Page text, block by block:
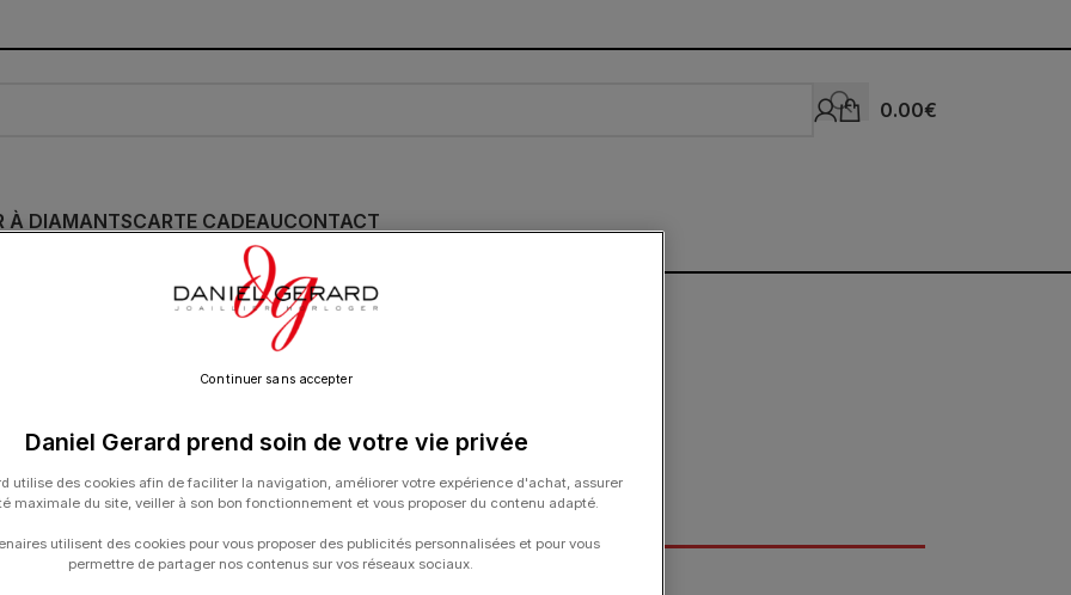
0.00€
À DIAMANTSCARTE CADEAUCONTACT
CATÉGORIES
Daniel Gerard prend soin de votre vie privée
utilise des cookies afin de faciliter la navigation, améliorer votre expérience d'achat, assurer
maximale du site, veiller à son bon fonctionnement et vous proposer du contenu adapté.
utilisent des cookies pour vous proposer des publicités personnalisées et pour vous
permettre de partager nos contenus sur vos réseaux sociaux.
Continuer sans accepter